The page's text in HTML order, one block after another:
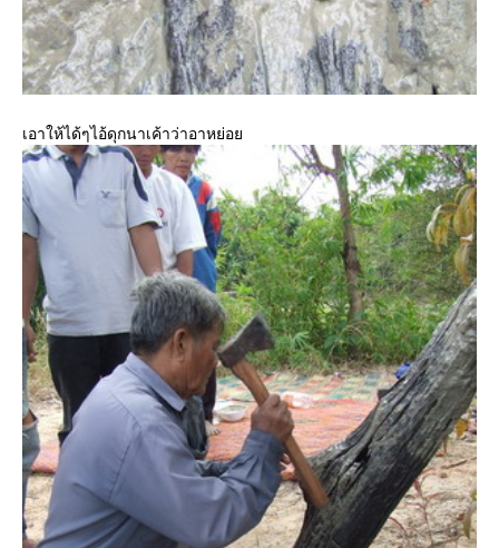
เอาให้ได้ๆไอ้ดุกนาเค้าว่าอาหย่อย